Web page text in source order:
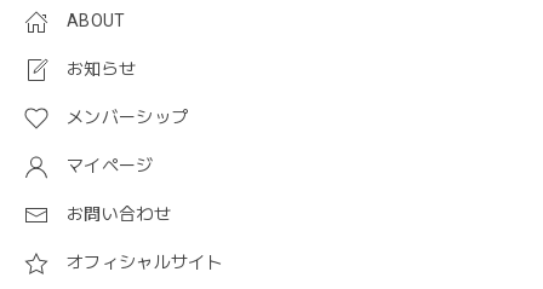
ABOUT
お知らせ
メンバーシップ
マイページ
お問い合わせ
オフィシャルサイト